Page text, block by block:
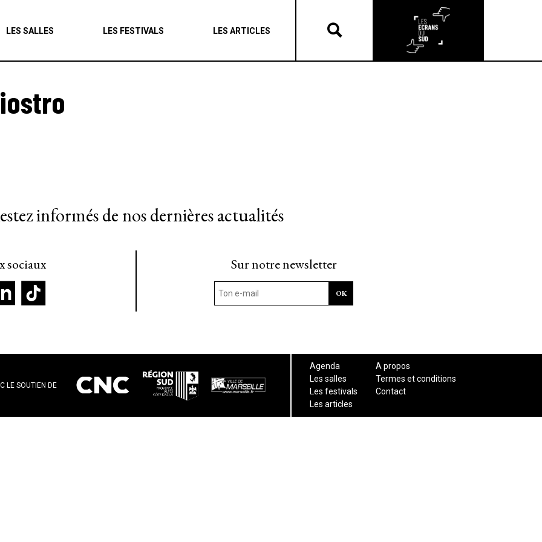
LES SALLES LES FESTIVALS LES ARTICLES
informés de nos dernières actualités
sociaux Sur notre newsletter
LE SOUTIEN DE
Agenda
Les salles
Les festivals
Les articles
A propos
Termes et conditions
Contact